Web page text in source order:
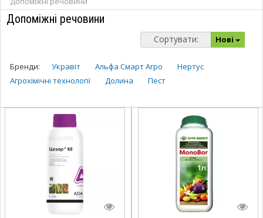
Допоміжні речовини
Сортувати: Нові
Бренди: Укравіт Альфа Смарт Агро
Нертус
Агрохімічні технології
Долина Пест